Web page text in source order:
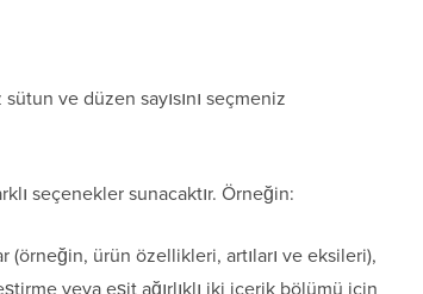
ve düzen sayısını seçmeniz
seçenekler sunacaktır. Örneğin:
(örneğin, ürün özellikleri, artıları ve eksileri),